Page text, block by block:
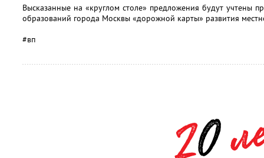
Высказанные на «круглом столе» предложения будут учтены
образований города Москвы «дорожной карты» развития
#вп